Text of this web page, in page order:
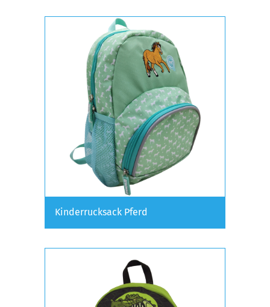
Kinderrucksack Pferd